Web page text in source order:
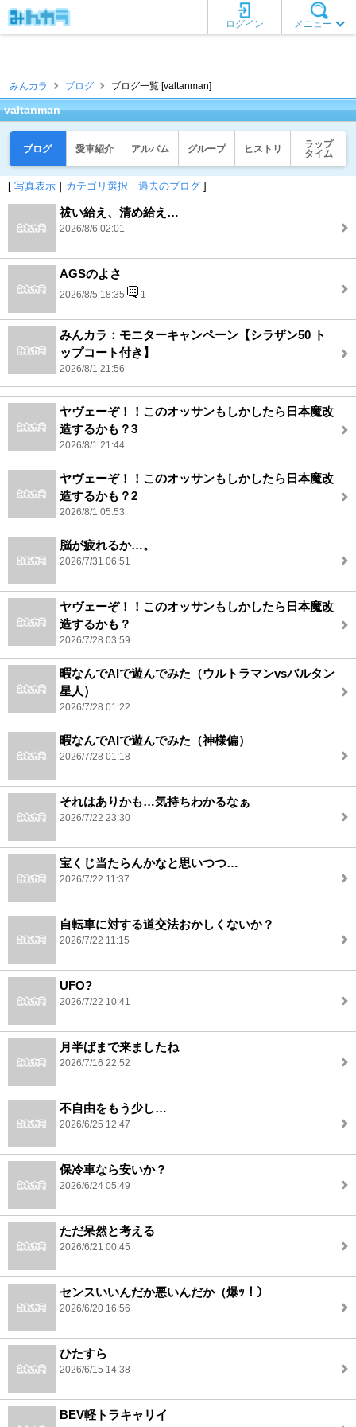
メニュー
ログイン
みんカラ ブログ ブログ一覧 [valtanman]
valtanman
ブログ 愛車紹介 アルバム グループ ヒストリ
ラップ
タイム
[ 写真表示 ｜ カテゴリ選択 ｜ 過去のブログ ]
祓い給え、清め給え…
2026/8/6 02:01
AGSのよさ
2026/8/5 18:35 1
みんカラ：モニターキャンペーン【シラザン50 ト
ップコート付き】
2026/8/1 21:56
ヤヴェーぞ！！このオッサンもしかしたら日本魔改
造するかも？3
2026/8/1 21:44
ヤヴェーぞ！！このオッサンもしかしたら日本魔改
造するかも？2
2026/8/1 05:53
脳が疲れるか…。
2026/7/31 06:51
ヤヴェーぞ！！このオッサンもしかしたら日本魔改
造するかも？
2026/7/28 03:59
暇なんでAIで遊んでみた（ウルトラマンvsバルタン
星人）
2026/7/28 01:22
暇なんでAIで遊んでみた（神様偏）
2026/7/28 01:18
それはありかも…気持ちわかるなぁ
2026/7/22 23:30
宝くじ当たらんかなと思いつつ…
2026/7/22 11:37
自転車に対する道交法おかしくないか？
2026/7/22 11:15
UFO?
2026/7/22 10:41
月半ばまで来ましたね
2026/7/16 22:52
不自由をもう少し…
2026/6/25 12:47
保冷車なら安いか？
2026/6/24 05:49
ただ呆然と考える
2026/6/21 00:45
センスいいんだか悪いんだか（爆ｯ！）
2026/6/20 16:56
ひたすら
2026/6/15 14:38
BEV軽トラキャリイ